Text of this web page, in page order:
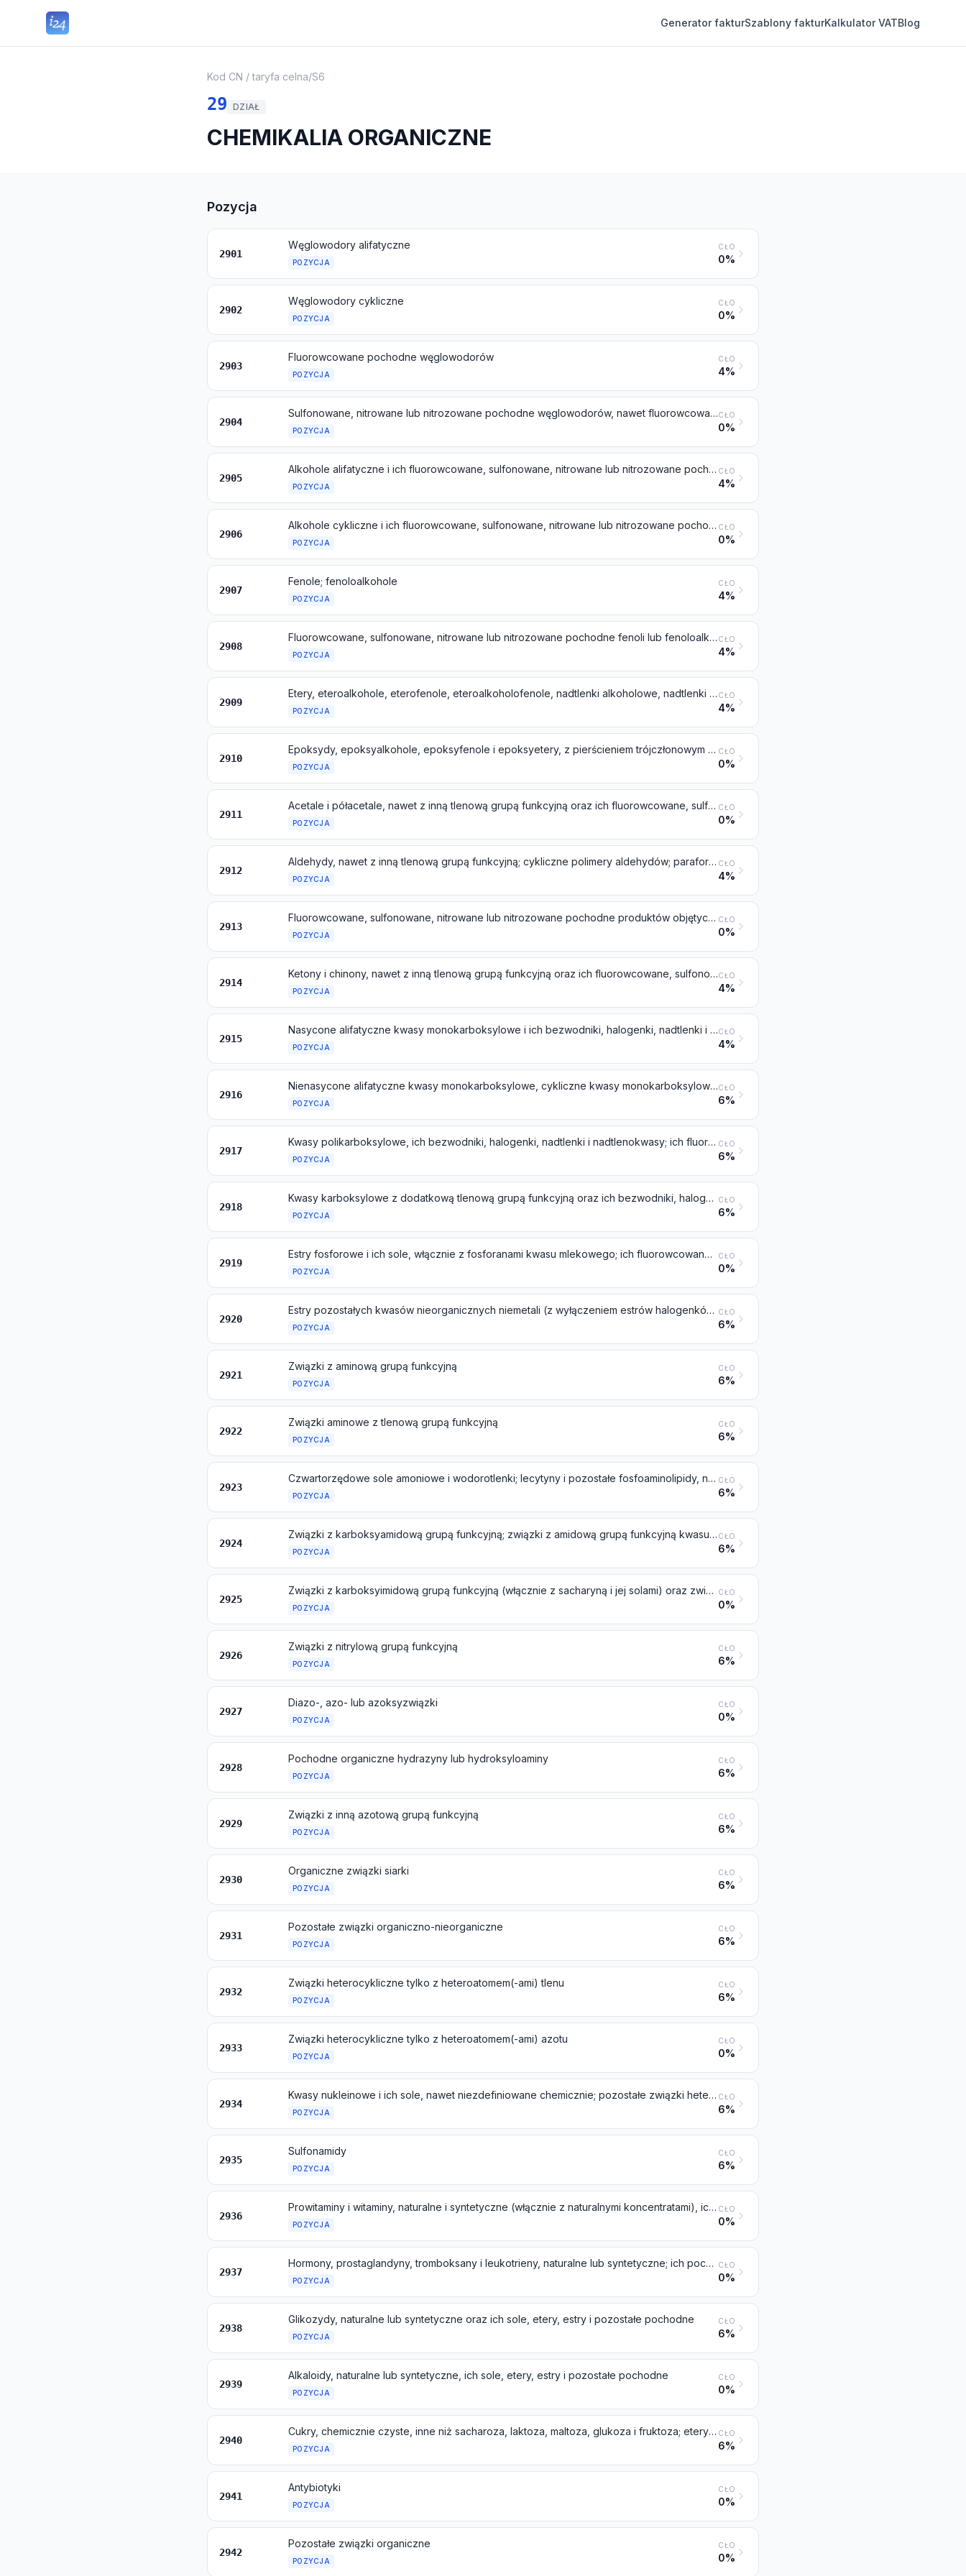
Generator fakturSzablony fakturKalkulator VATBlog
Kod CN / taryfa celna/S6
29 DZIAŁ
CHEMIKALIA ORGANICZNE
Pozycja
2901
Węglowodory alifatyczne
POZYCJA
CŁO
0%
2902
Węglowodory cykliczne
POZYCJA
CŁO
0%
2903
Fluorowcowane pochodne węglowodorów
POZYCJA
CŁO
4%
2904
Sulfonowane, nitrowane lub nitrozowane pochodne węglowodorów, nawet fluorowcowane
POZYCJA
CŁO
0%
2905
Alkohole alifatyczne i ich fluorowcowane, sulfonowane, nitrowane lub nitrozowane pochodne
POZYCJA
CŁO
4%
2906
Alkohole cykliczne i ich fluorowcowane, sulfonowane, nitrowane lub nitrozowane pochodne
POZYCJA
CŁO
0%
2907
Fenole; fenoloalkohole
POZYCJA
CŁO
4%
2908
Fluorowcowane, sulfonowane, nitrowane lub nitrozowane pochodne fenoli lub fenoloalkoholi
POZYCJA
CŁO
4%
2909
Etery, eteroalkohole, eterofenole, eteroalkoholofenole, nadtlenki alkoholowe, nadtlenki eterowe, nadtlenki acetali i półacetali, nadtlenki ketonowe (nawet niezdefiniowane chemicznie) oraz ich fluorowcowane, sulfonowane, nitrowane lub nitrozowane pochodne
POZYCJA
CŁO
4%
2910
Epoksydy, epoksyalkohole, epoksyfenole i epoksyetery, z pierścieniem trójczłonowym oraz ich fluorowcowane, sulfonowane, nitrowane lub nitrozowane pochodne
POZYCJA
CŁO
0%
2911
Acetale i półacetale, nawet z inną tlenową grupą funkcyjną oraz ich fluorowcowane, sulfonowane, nitrowane lub nitrozowane pochodne
POZYCJA
CŁO
0%
2912
Aldehydy, nawet z inną tlenową grupą funkcyjną; cykliczne polimery aldehydów; paraformaldehyd
POZYCJA
CŁO
4%
2913
Fluorowcowane, sulfonowane, nitrowane lub nitrozowane pochodne produktów objętych pozycją 2912
POZYCJA
CŁO
0%
2914
Ketony i chinony, nawet z inną tlenową grupą funkcyjną oraz ich fluorowcowane, sulfonowane, nitrowane lub nitrozowane pochodne
POZYCJA
CŁO
4%
2915
Nasycone alifatyczne kwasy monokarboksylowe i ich bezwodniki, halogenki, nadtlenki i nadtlenokwasy; ich fluorowcowane, sulfonowane, nitrowane lub nitrozowane pochodne
POZYCJA
CŁO
4%
2916
Nienasycone alifatyczne kwasy monokarboksylowe, cykliczne kwasy monokarboksylowe, ich bezwodniki, halogenki, nadtlenki i nadtlenokwasy; ich fluorowcowane, sulfonowane, nitrowane lub nitrozowane pochodne
POZYCJA
CŁO
6%
2917
Kwasy polikarboksylowe, ich bezwodniki, halogenki, nadtlenki i nadtlenokwasy; ich fluorowcowane, sulfonowane, nitrowane lub nitrozowane pochodne
POZYCJA
CŁO
6%
2918
Kwasy karboksylowe z dodatkową tlenową grupą funkcyjną oraz ich bezwodniki, halogenki, nadtlenki i nadtlenokwasy; ich fluorowcowane, sulfonowane, nitrowane lub nitrozowane pochodne
POZYCJA
CŁO
6%
2919
Estry fosforowe i ich sole, włącznie z fosforanami kwasu mlekowego; ich fluorowcowane, sulfonowane, nitrowane lub nitrozowane pochodne
POZYCJA
CŁO
0%
2920
Estry pozostałych kwasów nieorganicznych niemetali (z wyłączeniem estrów halogenków wodoru) i ich sole; ich fluorowcowane, sulfonowane, nitrowane lub nitrozowane pochodne
POZYCJA
CŁO
6%
2921
Związki z aminową grupą funkcyjną
POZYCJA
CŁO
6%
2922
Związki aminowe z tlenową grupą funkcyjną
POZYCJA
CŁO
6%
2923
Czwartorzędowe sole amoniowe i wodorotlenki; lecytyny i pozostałe fosfoaminolipidy, nawet niezdefiniowane chemicznie
POZYCJA
CŁO
6%
2924
Związki z karboksyamidową grupą funkcyjną; związki z amidową grupą funkcyjną kwasu węglowego
POZYCJA
CŁO
6%
2925
Związki z karboksyimidową grupą funkcyjną (włącznie z sacharyną i jej solami) oraz związki z iminową grupą funkcyjną
POZYCJA
CŁO
0%
2926
Związki z nitrylową grupą funkcyjną
POZYCJA
CŁO
6%
2927
Diazo-, azo- lub azoksyzwiązki
POZYCJA
CŁO
0%
2928
Pochodne organiczne hydrazyny lub hydroksyloaminy
POZYCJA
CŁO
6%
2929
Związki z inną azotową grupą funkcyjną
POZYCJA
CŁO
6%
2930
Organiczne związki siarki
POZYCJA
CŁO
6%
2931
Pozostałe związki organiczno-nieorganiczne
POZYCJA
CŁO
6%
2932
Związki heterocykliczne tylko z heteroatomem(-ami) tlenu
POZYCJA
CŁO
6%
2933
Związki heterocykliczne tylko z heteroatomem(-ami) azotu
POZYCJA
CŁO
0%
2934
Kwasy nukleinowe i ich sole, nawet niezdefiniowane chemicznie; pozostałe związki heterocykliczne
POZYCJA
CŁO
6%
2935
Sulfonamidy
POZYCJA
CŁO
6%
2936
Prowitaminy i witaminy, naturalne i syntetyczne (włącznie z naturalnymi koncentratami), ich pochodne stosowane głównie jako witaminy, oraz mieszaniny wymienionych substancji, nawet w dowolnym rozpuszczalniku
POZYCJA
CŁO
0%
2937
Hormony, prostaglandyny, tromboksany i leukotrieny, naturalne lub syntetyczne; ich pochodne i analogi strukturalne, włącznie z polipeptydami o zmodyfikowanym łańcuchu, stosowane głównie jako hormony
POZYCJA
CŁO
0%
2938
Glikozydy, naturalne lub syntetyczne oraz ich sole, etery, estry i pozostałe pochodne
POZYCJA
CŁO
6%
2939
Alkaloidy, naturalne lub syntetyczne, ich sole, etery, estry i pozostałe pochodne
POZYCJA
CŁO
0%
2940
Cukry, chemicznie czyste, inne niż sacharoza, laktoza, maltoza, glukoza i fruktoza; etery cukrów, acetale cukrów i estry cukrów i ich sole, inne niż produkty objęte pozycją 2937, 2938 lub 2939
POZYCJA
CŁO
6%
2941
Antybiotyki
POZYCJA
CŁO
0%
2942
Pozostałe związki organiczne
POZYCJA
CŁO
0%